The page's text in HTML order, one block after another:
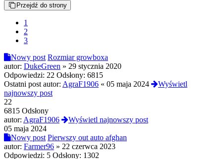
Przejdź do strony
1
2
3
Nowy post Rozmiar growboxa
autor: DukeGreen » 29 stycznia 2020
Odpowiedzi: 22 Odsłony: 6815
Ostatni post autor: AgraF1906 « 05 maja 2024
Wyświetl
najnowszy post
22
6815 Odsłony
autor: AgraF1906
Wyświetl najnowszy post
05 maja 2024
Nowy post Pierwszy out auto afghan
autor: Farmer96 » 22 czerwca 2023
Odpowiedzi: 5 Odsłony: 1302